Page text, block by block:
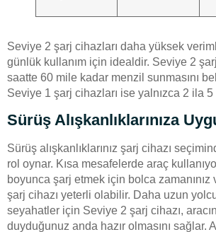
Seviye 2 şarj cihazları daha yüksek
günlük kullanım için idealdir. Seviye 2 şarj
saatte 60 mile kadar menzil sunmasını
Seviye 1 şarj cihazları ise yalnızca 2 ila
Sürüş Alışkanlıklarınıza
Sürüş alışkanlıklarınız şarj cihazı
rol oynar. Kısa mesafelerde araç
boyunca şarj etmek için bolca zamanınız
şarj cihazı yeterli olabilir. Daha uzun
seyahatler için Seviye 2 şarj cihazı,
duyduğunuz anda hazır olmasını sağlar.